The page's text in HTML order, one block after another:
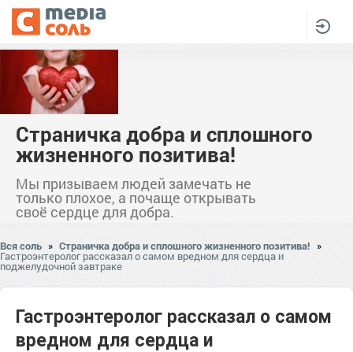
Страничка добра и сплошного
жизненного позитива!
Мы призываем людей замечать не
только плохое, а почаще открывать
своё сердце для добра.
Вся соль » Страничка добра и сплошного жизненного позитива! »
Гастроэнтеролог рассказал о самом вредном для сердца и
поджелудочной завтраке
Гастроэнтеролог рассказал о самом
вредном для сердца и